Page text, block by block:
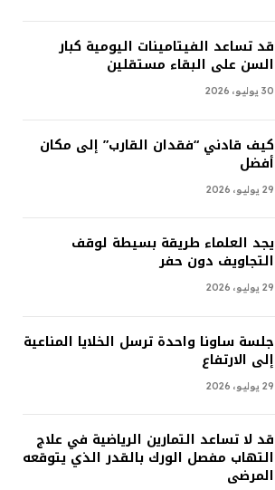
قد تساعد الفيتامينات اليومية كبار
السن على البقاء مستقلين
30 يوليو، 2026
كيف قادني “فقدان القارب” إلى مكان
أفضل
29 يوليو، 2026
يجد العلماء طريقة بسيطة لوقف
التجاويف دون حفر
29 يوليو، 2026
جلسة ساونا واحدة ترسل الخلايا المناعية
إلى الارتفاع
29 يوليو، 2026
قد لا تساعد التمارين الرياضية في علاج
التهاب مفصل الورك بالقدر الذي يتوقعه
المرضى